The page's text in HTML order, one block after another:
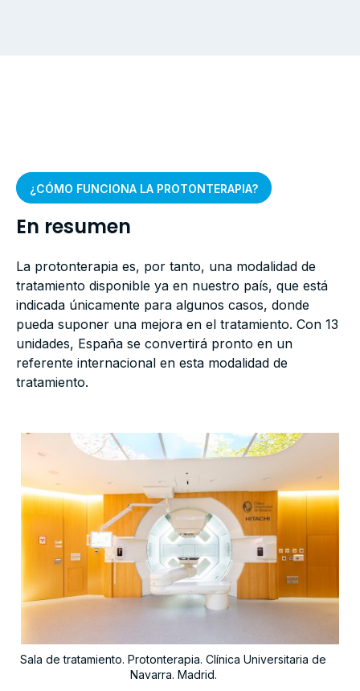
Sala de tratamiento. Protonterapia. Clínica Universitaria de
Navarra. Madrid.
¿CÓMO FUNCIONA LA PROTONTERAPIA?
En resumen
La protonterapia es, por tanto, una modalidad de
tratamiento disponible ya en nuestro país, que está
indicada únicamente para algunos casos, donde
pueda suponer una mejora en el tratamiento. Con 13
unidades, España se convertirá pronto en un
referente internacional en esta modalidad de
tratamiento.